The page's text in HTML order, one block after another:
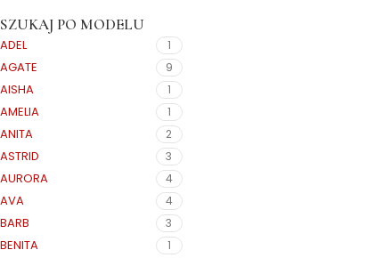
SZUKAJ PO MODELU
ADEL 1
AGATE 9
AISHA 1
AMELIA 1
ANITA 2
ASTRID 3
AURORA 4
AVA 4
BARB 3
BENITA 1